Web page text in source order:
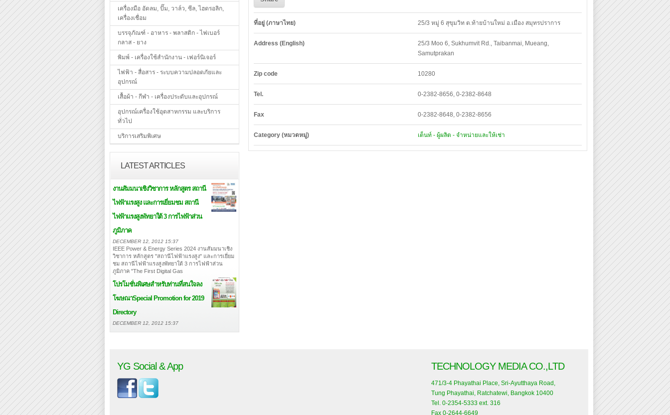
เครื่องมือ อัดลม, ปั๊ม, วาล์ว, ซีล, ไฮดรอลิก,
เครื่องเชื่อม
บรรจุภัณฑ์ - อาหาร - พลาสติก - ไฟเบอร์
กลาส - ยาง
พิมพ์ - เครื่องใช้สำนักงาน - เฟอร์นิเจอร์
ไฟฟ้า - สื่อสาร - ระบบความปลอดภัยและ
อุปกรณ์
เสื้อผ้า - กีฬา - เครื่องประดับและอุปกรณ์
อุปกรณ์เครื่องใช้อุตสาหกรรม และบริการ
ทั่วไป
บริการเสริมพิเศษ
LATEST ARTICLES
งานสัมมนาเชิงวิชาการ หลักสูตร สถานี
ไฟฟ้าแรงสูง และการเยี่ยมชม สถานี
ไฟฟ้าแรงสูงพัทยาใต้ 3 การไฟฟ้าส่วน
ภูมิภาค
DECEMBER 12, 2012 15:37
IEEE Power & Energy Series 2024 งานสัมมนาเชิง
วิชาการ หลักสูตร "สถานีไฟฟ้าแรงสูง" และการเยี่ยม
ชม สถานีไฟฟ้าแรงสูงพัทยาใต้ 3 การไฟฟ้าส่วน
ภูมิภาค "The First Digital Gas
โปรโมชั่นพิเศษสำหรับท่านที่สนใจลง
โฆษณาSpecial Promotion for 2019
Directory
DECEMBER 12, 2012 15:37
ที่อยู่ (ภาษาไทย) 25/3 หมู่ 6 สุขุมวิท ต.ท้ายบ้านใหม่ อ.เมือง สมุทรปราการ
Address (English)
25/3 Moo 6, Sukhumvit Rd., Taibanmai, Mueang,
Samutprakan
Zip code 10280
Tel. 0-2382-8656, 0-2382-8648
Fax 0-2382-8648, 0-2382-8656
Category (หมวดหมู่) เต็นท์ - ผู้ผลิต - จำหน่ายและให้เช่า
YG Social & App TECHNOLOGY MEDIA CO.,LTD
471/3-4 Phayathai Place, Sri-Ayutthaya Road,
Tung Phayathai, Ratchatewi, Bangkok 10400
Tel. 0-2354-5333 ext. 316
Fax 0-2644-6649